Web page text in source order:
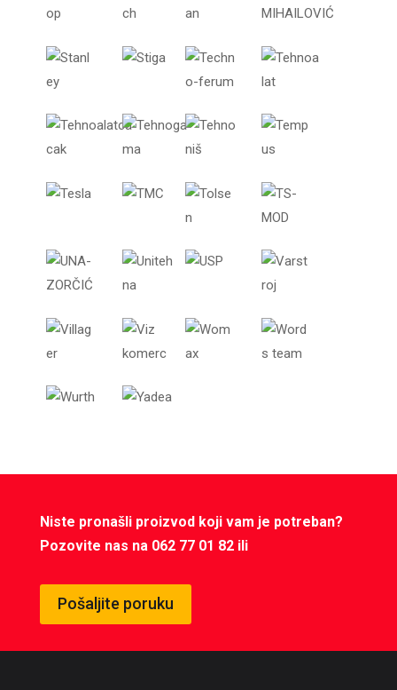
Niste pronašli proizvod koji vam je potreban?
Pozovite nas na 062 77 01 82 ili
Pošaljite poruku